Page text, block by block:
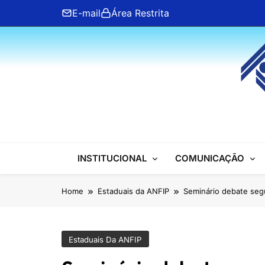
content
E-mail Área Restrita
ANFIP Nacional
INSTITUCIONAL COMUNICAÇÃO
Home Estaduais da ANFIP Seminário debate
Estaduais Da ANFIP